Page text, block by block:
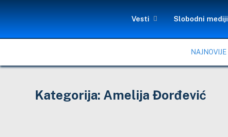
Vesti Slobodni mediji
NAJNOVIJE
Kategorija: Amelija Đorđević